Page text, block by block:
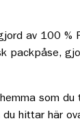
av 100 %
packpåse,
som du
hittar här